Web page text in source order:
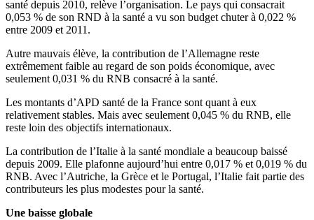
santé depuis 2010, relève l’organisation. Le pays qui consacrait
0,053 % de son RND à la santé a vu son budget chuter à 0,022 %
entre 2009 et 2011.
Autre mauvais élève, la contribution de l’Allemagne reste
extrêmement faible au regard de son poids économique, avec
seulement 0,031 % du RNB consacré à la santé.
Les montants d’APD santé de la France sont quant à eux
relativement stables. Mais avec seulement 0,045 % du RNB, elle
reste loin des objectifs internationaux.
La contribution de l’Italie à la santé mondiale a beaucoup baissé
depuis 2009. Elle plafonne aujourd’hui entre 0,017 % et 0,019 % du
RNB. Avec l’Autriche, la Grèce et le Portugal, l’Italie fait partie des
contributeurs les plus modestes pour la santé.
Une baisse globale